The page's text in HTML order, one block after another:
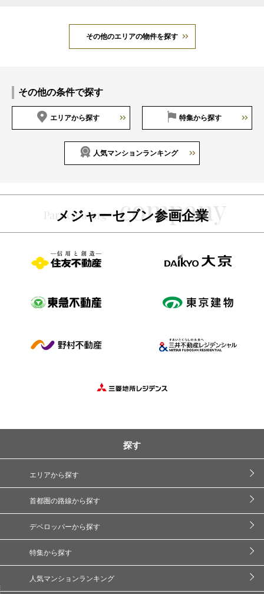
その他のエリアの物件を探す
その他の条件で探す
エリアから探す 特集から探す
人気マンションランキング
メジャーセブン参画企業
探す
エリアから探す
首都圏の路線から探す
デベロッパーから探す
特集から探す
人気マンションランキング